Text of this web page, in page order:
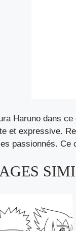
Haruno dans
et expressive.
passionnés. Ce